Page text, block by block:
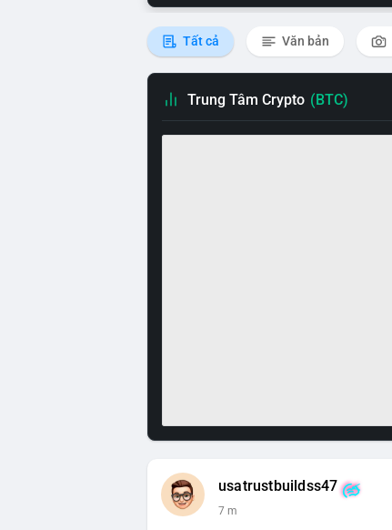
Tất cả Văn bản
Trung Tâm Crypto (BTC)
usatrustbuildss47
7 m